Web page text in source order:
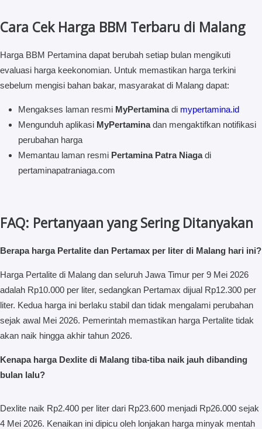
Cara Cek Harga BBM Terbaru di Malang
Harga BBM Pertamina dapat berubah setiap bulan mengikuti
evaluasi harga keekonomian. Untuk memastikan harga terkini
sebelum mengisi bahan bakar, masyarakat di Malang dapat:
Mengakses laman resmi MyPertaminadi mypertamina.id
Mengunduh aplikasi MyPertaminadan mengaktifkan notifikasi
perubahan harga
Memantau laman resmi Pertamina Patra Niagadi
pertaminapatraniaga.com
FAQ: Pertanyaan yang Sering Ditanyakan
Berapa harga Pertalite dan Pertamax per liter di Malang hari ini?
Harga Pertalite di Malang dan seluruh Jawa Timur per 9 Mei 2026
adalah Rp10.000 per liter, sedangkan Pertamax dijual Rp12.300 per
liter. Kedua harga ini berlaku stabil dan tidak mengalami perubahan
sejak awal Mei 2026. Pemerintah memastikan harga Pertalite tidak
akan naik hingga akhir tahun 2026.
Kenapa harga Dexlite di Malang tiba-tiba naik jauh dibanding
bulan lalu?
Dexlite naik Rp2.400 per liter dari Rp23.600 menjadi Rp26.000 sejak
4 Mei 2026. Kenaikan ini dipicu oleh lonjakan harga minyak mentah